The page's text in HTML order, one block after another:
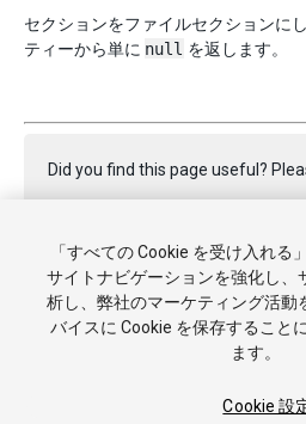
セクションをファイルセクションに
ティーから単に null を返します。
Did you find this page useful?
Report a problem on this page
「すべての Cookie を受け入れる
サイトナビゲーションを強化し、
析し、弊社のマーケティング活動
バイスに Cookie を保存すること
ます。
Cookie 設